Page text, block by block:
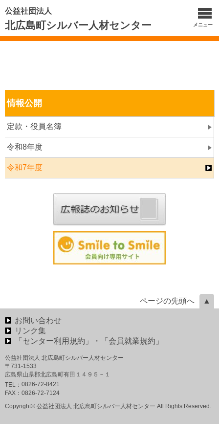
公益社団法人
北広島町シルバー人材センター メニュー
情報公開
定款・役員名簿
令和8年度
令和7年度
ページの先頭へ
お問い合わせ
リンク集
「センター利用規約」・「会員就業規約」
公益社団法人 北広島町シルバー人材センター
〒731-1533
広島県山県郡北広島町有田１４９５－１
TEL： 0826-72-8421
FAX： 0826-72-7124
Copyright© 公益社団法人 北広島町シルバー人材センター All Rights Reserved.